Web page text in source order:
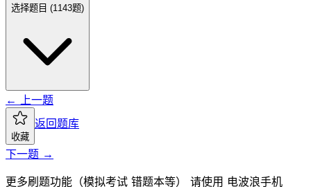
选择题目 (1143题)
← 上一题
收藏
返回题库
下一题 →
更多刷题功能（模拟考试 错题本等） 请使用 电波浪手机